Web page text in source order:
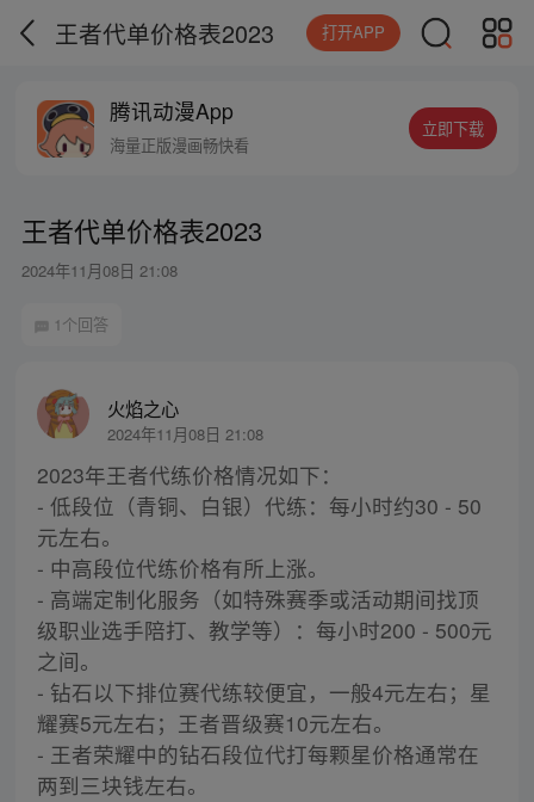
王者代单价格表2023 打开APP
腾讯动漫App
海量正版漫画畅快看
立即下载
王者代单价格表2023
2024年11月08日 21:08
1个回答
火焰之心
2024年11月08日 21:08
2023年王者代练价格情况如下：
- 低段位（青铜、白银）代练：每小时约30 - 50
元左右。
- 中高段位代练价格有所上涨。
- 高端定制化服务（如特殊赛季或活动期间找顶
级职业选手陪打、教学等）：每小时200 - 500元
之间。
- 钻石以下排位赛代练较便宜，一般4元左右；星
耀赛5元左右；王者晋级赛10元左右。
- 王者荣耀中的钻石段位代打每颗星价格通常在
两到三块钱左右。